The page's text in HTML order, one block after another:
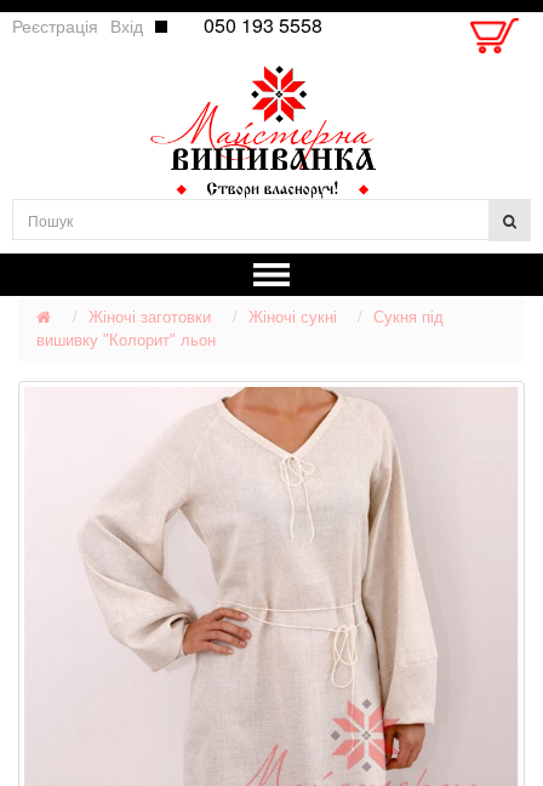
Реєстрація Вхід 050 193 5558
Жіночі заготовки Жіночі сукні
Сукня під
вишивку "Колорит" льон